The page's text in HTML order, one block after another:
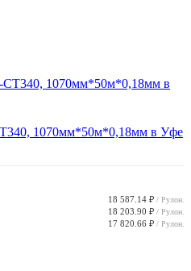
1070мм*50м*0,18мм в Уфе
18 587.14 ₽ / Рулон.
18 203.90 ₽ / Рулон.
17 820.66 ₽ / Рулон.